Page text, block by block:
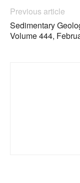
Previous article
Sedimentary
Volume 444,